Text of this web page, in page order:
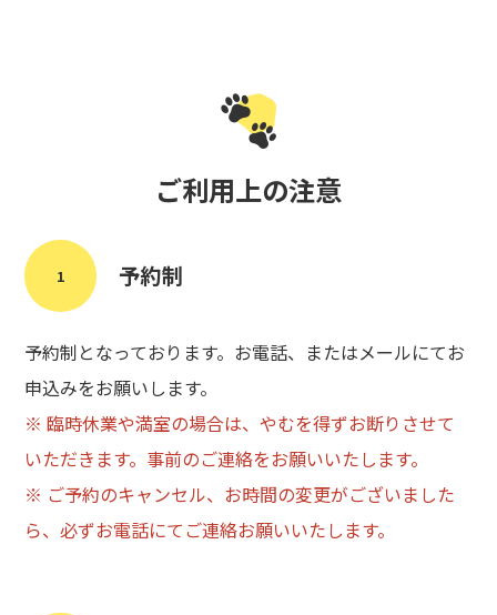
ご利用上の注意
予約制
1
予約制となっております。お電話、またはメールにてお
申込みをお願いします。
※ 臨時休業や満室の場合は、やむを得ずお断りさせて
いただきます。事前のご連絡をお願いいたします。
※ ご予約のキャンセル、お時間の変更がございました
ら、必ずお電話にてご連絡お願いいたします。